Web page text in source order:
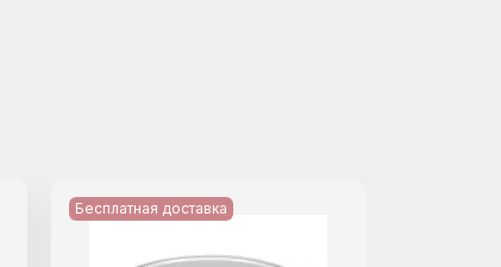
Бесплатная доставка